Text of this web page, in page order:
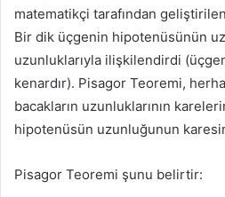
matematikçi tarafından
Bir dik üçgenin hipotenüsünün
uzunluklarıyla ilişkilendirdi
kenardır). Pisagor Teoremi,
bacakların uzunluklarının
hipotenüsün uzunluğunun
Pisagor Teoremi şunu belirtir: